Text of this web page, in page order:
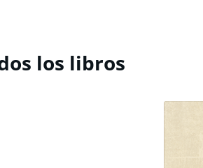
los libros